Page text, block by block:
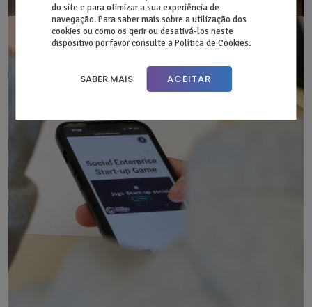
do site e para otimizar a sua experiência de
navegação. Para saber mais sobre a utilização dos
cookies ou como os gerir ou desativá-los neste
dispositivo por favor consulte a Política de Cookies.
SABER MAIS ACEITAR